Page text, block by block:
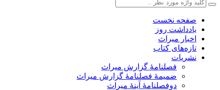
صفحه نخست
یادداشت روز
اخبار میراث
تازه‌های کتاب
نشریات
فصلنامۀ گزارش میراث
ضمیمۀ فصلنامۀ گزارش میراث
دوفصلنامۀ آینۀ میراث